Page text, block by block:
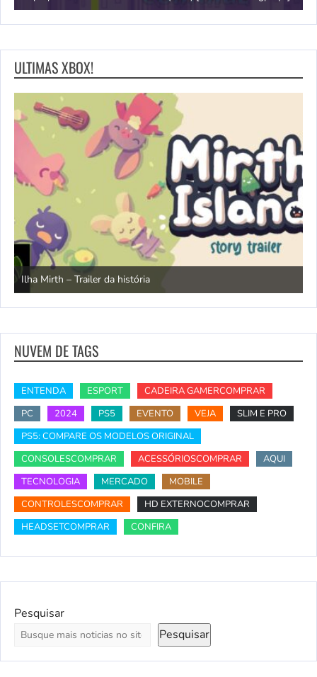
ULTIMAS XBOX!
Ilha Mirth – Trailer da história
NUVEM DE TAGS
ENTENDA ESPORT
CADEIRA GAMERCOMPRAR
PC
2024 PS5 EVENTO VEJA
SLIM E PRO
PS5: COMPARE OS MODELOS ORIGINAL
CONSOLESCOMPRAR
ACESSÓRIOSCOMPRAR
AQUI
TECNOLOGIA
MERCADO
MOBILE
CONTROLESCOMPRAR
HD EXTERNOCOMPRAR
HEADSETCOMPRAR
CONFIRA
Pesquisar
Pesquisar